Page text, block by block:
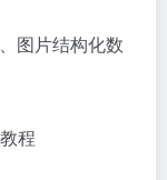
图片结构化数
程